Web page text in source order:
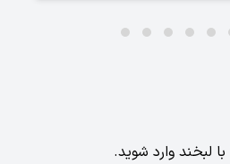
با لبخند وارد شوید.